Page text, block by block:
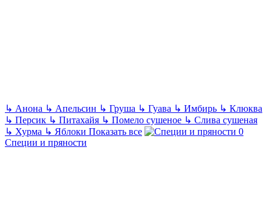
↳ Анона ↳ Апельсин ↳ Груша ↳ Гуава ↳ Имбирь ↳ Клюква
↳ Персик ↳ Питахайя ↳ Помело сушеное ↳ Слива сушеная
↳ Хурма ↳ Яблоки Показать все
Специи и пряности